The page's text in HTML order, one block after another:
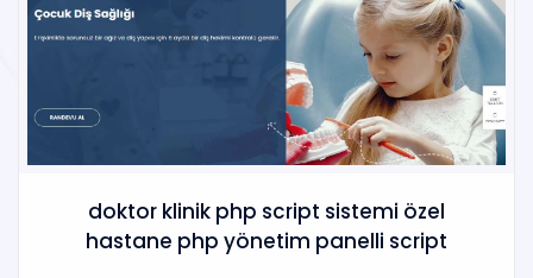
doktor klinik php script sistemi özel
hastane php yönetim panelli script